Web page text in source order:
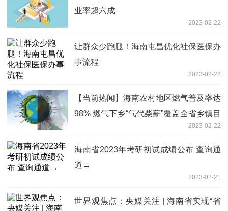
业率超六成
2023-02-22
让群众少跑腿！海南屯昌优化社保医保办
事流程
2023-02-22
【当前热闻】海南农村地区燃气普及率达
98% 燃气下乡“气代柴薪”覆盖全省乡镇目
2023-02-22
海南省2023年考研初试成绩公布 查询通
道→
2023-02-21
世界观焦点：央媒关注 | 海南省实现“省